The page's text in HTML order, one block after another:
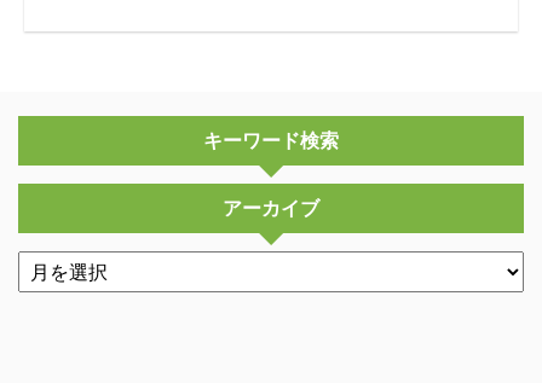
キーワード検索
アーカイブ